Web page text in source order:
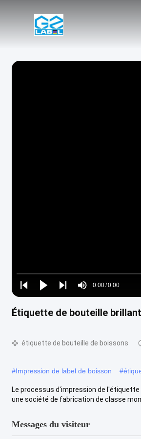
Play
Play
Play
Mute
Time
0:00/0:00
Loaded:
0%
Étiquette de bouteille
étiquette de bouteille de boissons
#Impression de label de boisson #
Le processus d'impression de l'étiquette
une société de fabrication de classe
Messages du visiteur